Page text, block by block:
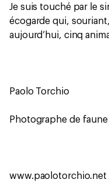
Je suis touché par le
écogarde qui,
aujourd’hui, cinq
Paolo Torchio
Photographe de
www.paolotorchio.net